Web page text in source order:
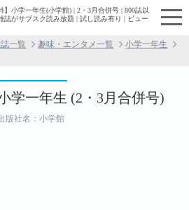
】小学一年生(小学館) | 2・3月合併号 | 800誌以
誌がサブスク読み放題 | 試し読み有り | ビュー
一覧 趣味・エンタメ一覧
小学一年生
学一年生 (2・3月合併号)
版社名：小学館